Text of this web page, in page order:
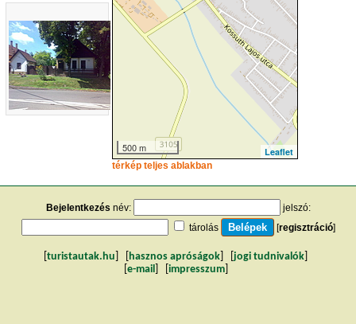
500 m Leaflet
térkép teljes ablakban
Bejelentkezés név:
jelszó:
tárolás
[regisztráció]
turistautak.hu hasznos apróságok jogi tudnivalók
e-mail impresszum]